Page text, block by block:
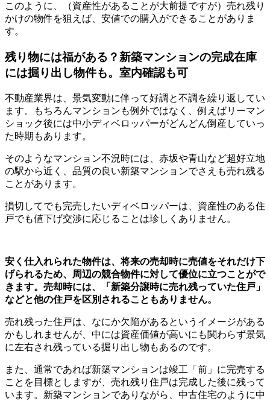
このように、（資産性があることが大前提ですが）売れ残り
かけの物件を狙えば、安値での購入ができることがありま
す。
残り物には福がある？新築マンションの完成在庫
には掘り出し物件も。室内確認も可
不動産業界は、景気変動に伴って好調と不調を繰り返してい
ます。もちろんマンションも例外ではなく、例えばリーマン
ショック後には中小ディベロッパーがどんどん倒産していっ
た時期もあります。
そのようなマンション不況時には、赤坂や青山など超好立地
の駅から近く、品質の良い新築マンションでさえも売れ残る
ことがあります。
損切してでも完売したいディベロッパーは、資産性のある住
戸でも値下げ交渉に応じることは珍しくありません。
安く仕入れられた物件は、将来の売却時に売値をそれだけ下
げられるため、周辺の競合物件に対して優位に立つことがで
きます。売却時には、「新築分譲時に売れ残っていた住戸」
などと他の住戸を区別されることもありません。
売れ残った住戸は、なにか欠陥があるというイメージがある
かもしれませんが、中には資産価値が高いにも関わらず景気
に左右され残っている掘り出し物もあるのです。
また、通常であれば新築マンションは竣工「前」に完売する
ことを目標としますが、売れ残り住戸は完成した後に残って
います。新築マンションでありながら、中古住宅のように中